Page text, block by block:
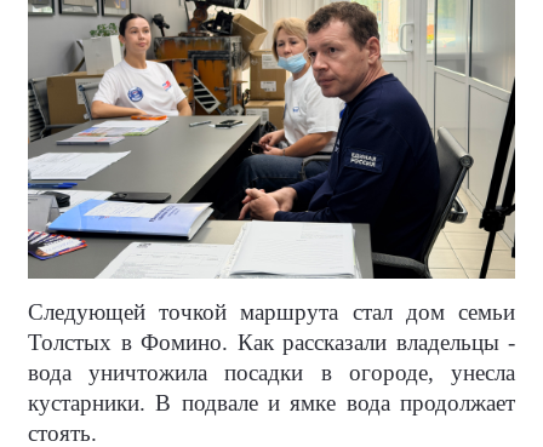
Следующей точкой маршрута стал дом семьи
Толстых в Фомино. Как рассказали владельцы -
вода уничтожила посадки в огороде, унесла
кустарники. В подвале и ямке вода продолжает
стоять.